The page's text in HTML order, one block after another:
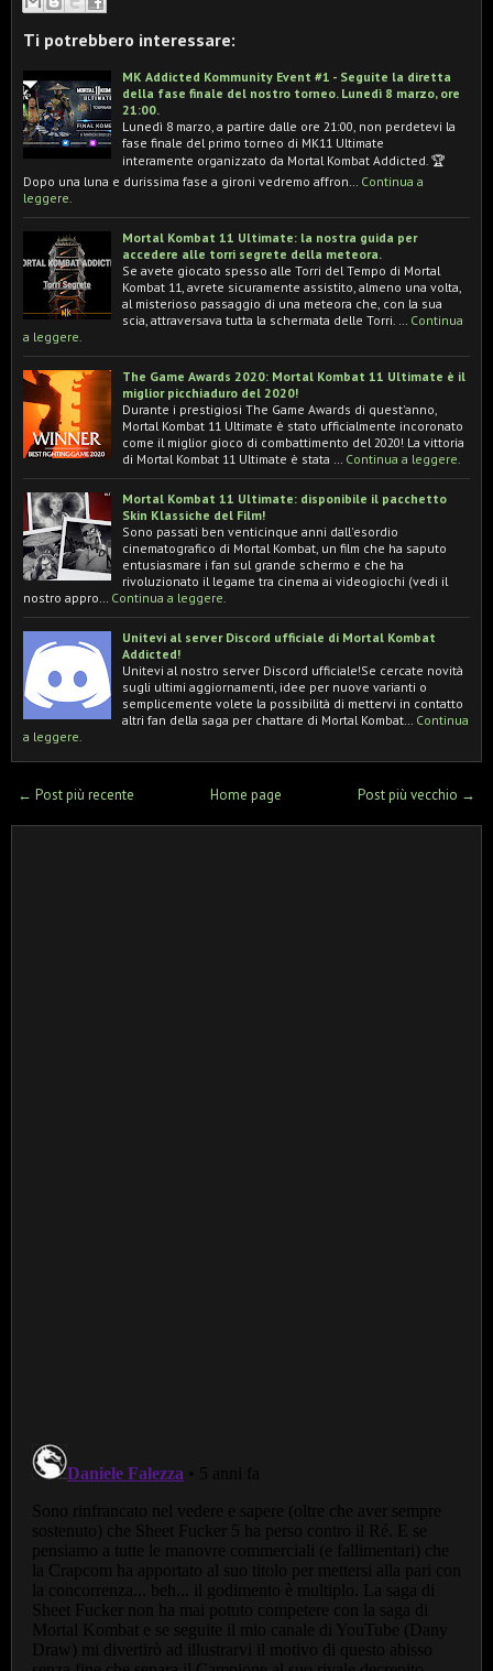
Ti potrebbero interessare:
MK Addicted Kommunity Event #1 - Seguite la diretta
della fase finale del nostro torneo. Lunedì 8 marzo, ore
21:00.
Lunedì 8 marzo, a partire dalle ore 21:00, non perdetevi la
fase finale del primo torneo di MK11 Ultimate
interamente organizzato da Mortal Kombat Addicted. 🏆
Dopo una luna e durissima fase a gironi vedremo affron… Continua a
leggere.
Mortal Kombat 11 Ultimate: la nostra guida per
accedere alle torri segrete della meteora.
Se avete giocato spesso alle Torri del Tempo di Mortal
Kombat 11, avrete sicuramente assistito, almeno una volta,
al misterioso passaggio di una meteora che, con la sua
scia, attraversava tutta la schermata delle Torri. … Continua
a leggere.
The Game Awards 2020: Mortal Kombat 11 Ultimate è il
miglior picchiaduro del 2020!
Durante i prestigiosi The Game Awards di quest'anno,
Mortal Kombat 11 Ultimate è stato ufficialmente incoronato
come il miglior gioco di combattimento del 2020! La vittoria
di Mortal Kombat 11 Ultimate è stata … Continua a leggere.
Mortal Kombat 11 Ultimate: disponibile il pacchetto
Skin Klassiche del Film!
Sono passati ben venticinque anni dall'esordio
cinematografico di Mortal Kombat, un film che ha saputo
entusiasmare i fan sul grande schermo e che ha
rivoluzionato il legame tra cinema ai videogiochi (vedi il
nostro appro… Continua a leggere.
Unitevi al server Discord ufficiale di Mortal Kombat
Addicted!
Unitevi al nostro server Discord ufficiale!Se cercate novità
sugli ultimi aggiornamenti, idee per nuove varianti o
semplicemente volete la possibilità di mettervi in contatto
altri fan della saga per chattare di Mortal Kombat… Continua
a leggere.
← Post più recente Post più vecchio →
Home page